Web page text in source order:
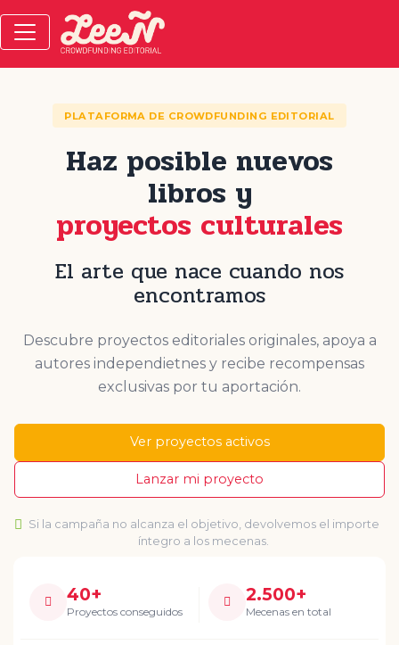
PLATAFORMA DE CROWDFUNDING EDITORIAL
Haz posible nuevos
libros y
proyectos culturales
El arte que nace cuando nos
encontramos
Descubre proyectos editoriales originales, apoya a
autores independietnes y recibe recompensas
exclusivas por tu aportación.
Ver proyectos activos
Lanzar mi proyecto
Si la campaña no alcanza el objetivo, devolvemos el importe
íntegro a los mecenas.
40+
Proyectos conseguidos
2.500+
Mecenas en total